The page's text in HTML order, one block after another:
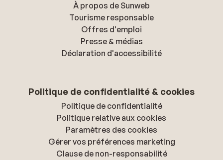
À propos de Sunweb
Tourisme responsable
Offres d'emploi
Presse & médias
Déclaration d'accessibilité
Politique de confidentialité & cookies
Politique de confidentialité
Politique relative aux cookies
Paramètres des cookies
Gérer vos préférences marketing
Clause de non-responsabilité